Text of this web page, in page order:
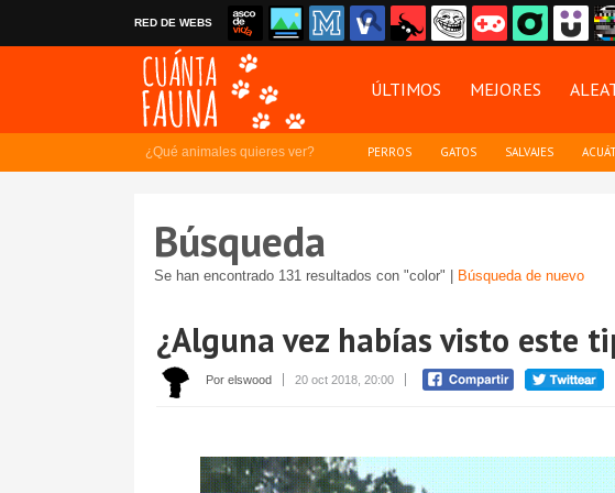
RED DE WEBS
ÚLTIMOS MEJORES
¿Qué animales quieres ver? PERROS GATOS SALVAJES
Búsqueda
Se han encontrado 131 resultados con "color" | Búsqueda de nuevo
¿Alguna vez habías visto este
Por elswood 20 oct 2018, 20:00